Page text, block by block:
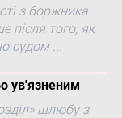
з боржника
після того, як
судом ...
ув'язненим
шлюбу з